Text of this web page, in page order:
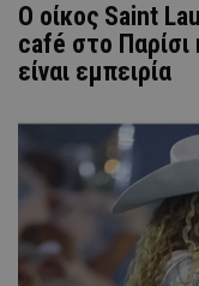
Ο οίκος Saint
café στο Παρίσι
είναι εμπειρία